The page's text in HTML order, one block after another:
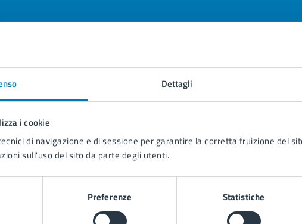
Dettagli
i cookie
di navigazione e di sessione per garantire la corretta fruizione del
sull'uso del sito da parte degli utenti.
Preferenze Statistiche
Contatta il comune
Leggi le domande frequenti
Richiedi assistenza
Prenota appuntamento
Problemi in città